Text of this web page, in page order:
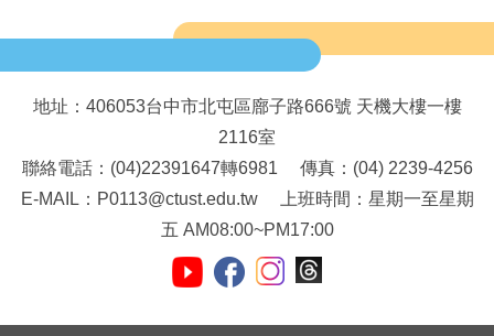
地址：406053台中市北屯區廍子路666號 天機大樓一樓
2116室
聯絡電話：(04)22391647轉6981 傳真：(04) 2239-4256
E-MAIL：P0113@ctust.edu.tw 上班時間：星期一至星期
五 AM08:00~PM17:00